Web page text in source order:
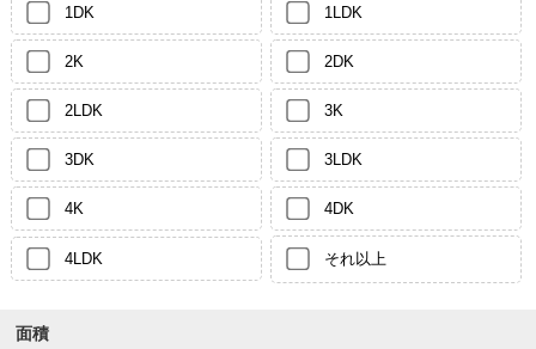
1DK 1LDK
2K 2DK
2LDK 3K
3DK 3LDK
4K 4DK
4LDK それ以上
面積